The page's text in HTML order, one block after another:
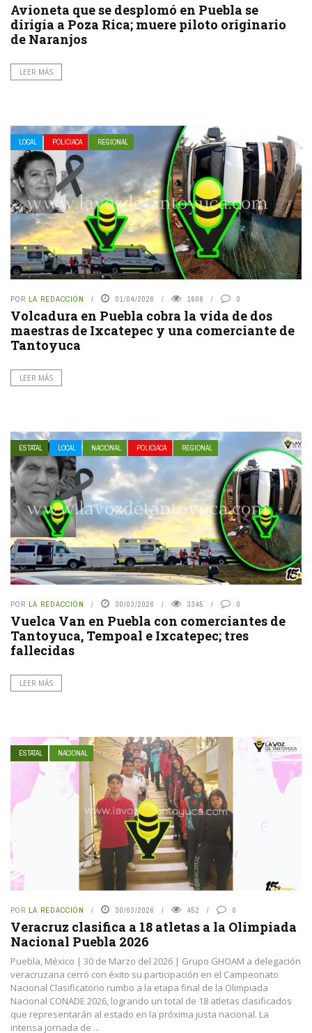
Avioneta que se desplomó en Puebla se
dirigía a Poza Rica; muere piloto originario
de Naranjos
LEER MÁS
LOCAL POLICIACA REGIONAL
POR LA REDACCIÓN 01/04/2026 1606 0
Volcadura en Puebla cobra la vida de dos
maestras de Ixcatepec y una comerciante de
Tantoyuca
LEER MÁS
ESTATAL LOCAL NACIONAL POLICIACA REGIONAL
POR LA REDACCIÓN 30/03/2026 3345 0
Vuelca Van en Puebla con comerciantes de
Tantoyuca, Tempoal e Ixcatepec; tres
fallecidas
LEER MÁS
ESTATAL NACIONAL
POR LA REDACCIÓN 30/03/2026 452 0
Veracruz clasifica a 18 atletas a la Olimpiada
Nacional Puebla 2026
Puebla, México | 30 de Marzo del 2026 | Grupo GHOAM a delegación
veracruzana cerró con éxito su participación en el Campeonato
Nacional Clasificatorio rumbo a la etapa final de la Olimpiada
Nacional CONADE 2026, logrando un total de 18 atletas clasificados
que representarán al estado en la próxima justa nacional. La
intensa jornada de ...